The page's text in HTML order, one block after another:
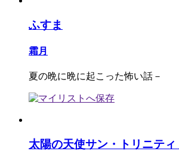
ふすま
霜月
夏の晩に晩に起こった怖い話－
太陽の天使サン・トリニテ